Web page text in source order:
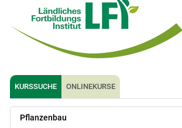
KURSSUCHE ONLINEKURSE
Pflanzenbau